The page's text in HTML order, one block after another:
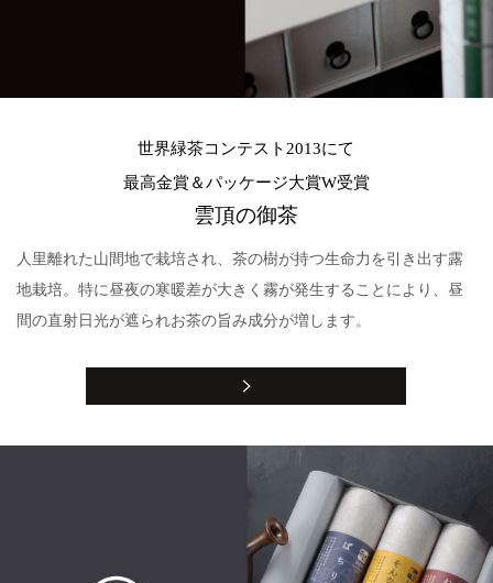
世界緑茶コンテスト2013にて
最高金賞＆パッケージ大賞W受賞
雲頂の御茶
人里離れた山間地で栽培され、茶の樹が持つ生命力を引き出す露
地栽培。特に昼夜の寒暖差が大きく霧が発生することにより、昼
間の直射日光が遮られお茶の旨み成分が増します。